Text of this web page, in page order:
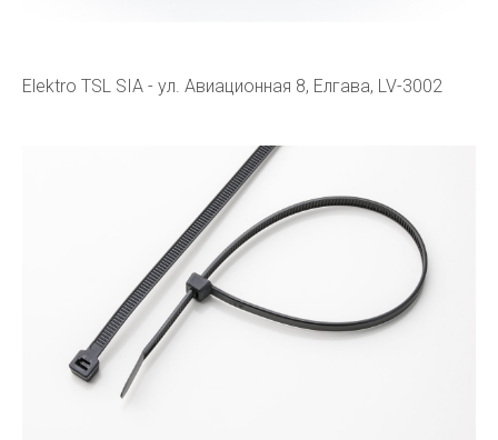
Elektro TSL SIA - ул. Авиационная 8, Елгава, LV-3002